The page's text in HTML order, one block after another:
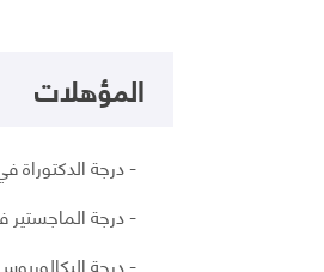
المؤهلات
- درجة الدكتوراة
- درجة الماجستير
- درجة البكالوريوس